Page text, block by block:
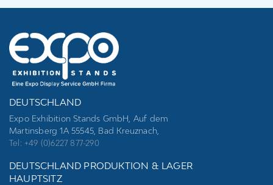
empty.
DEUTSCHLAND
Expo Exhibition Stands GmbH, Auf dem
Martinsberg 1A 55545, Bad Kreuznach,
Tel: +49 (0)6227 877-290
DEUTSCHLAND PRODUKTION & LAGER
HAUPTSITZ